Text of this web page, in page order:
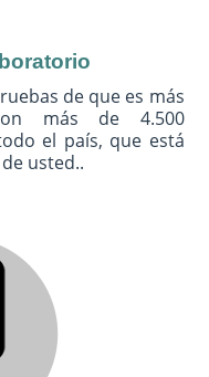
de que es más
más de 4.500
el país, que está
usted..